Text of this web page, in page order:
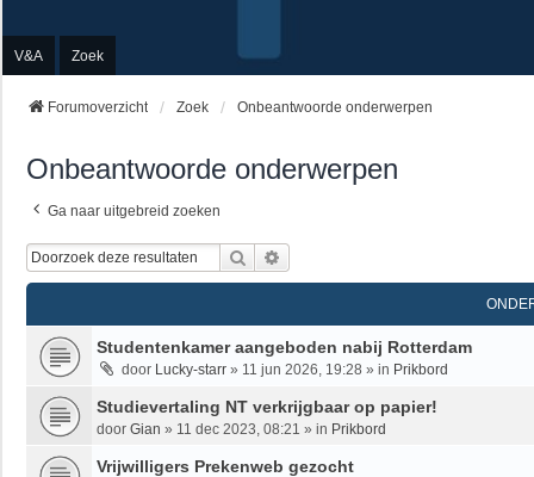
V&A Zoek
Forumoverzicht Zoek Onbeantwoorde onderwerpen
Onbeantwoorde onderwerpen
Ga naar uitgebreid zoeken
Zoek
Studentenkamer aangeboden nabij Rotterdam
door Lucky-starr » 11 jun 2026, 19:28 » in Prikbord
Studievertaling NT verkrijgbaar op papier!
door Gian » 11 dec 2023, 08:21 » in Prikbord
Vrijwilligers Prekenweb gezocht